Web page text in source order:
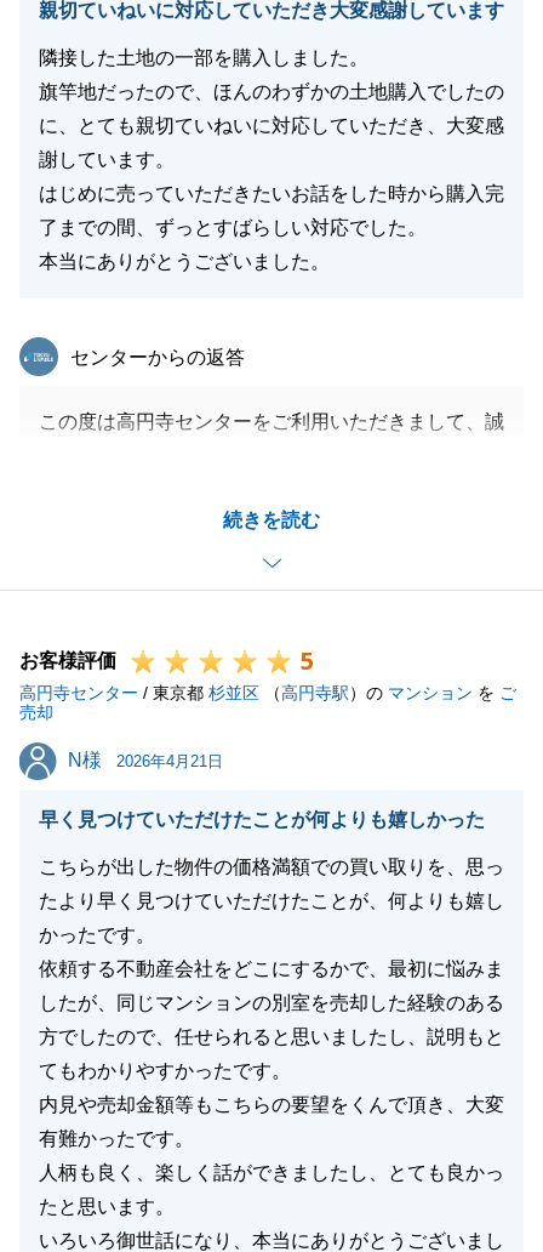
何度もご対応いただきありがとうございました。
お気軽にご連絡いただければと存じます。
今後ともよろしくお願いいたします。
親切ていねいに対応していただき大変感謝しています
隣接した土地の一部を購入しました。
旗竿地だったので、ほんのわずかの土地購入でしたの
に、とても親切ていねいに対応していただき、大変感
謝しています。
はじめに売っていただきたいお話をした時から購入完
了までの間、ずっとすばらしい対応でした。
本当にありがとうございました。
続きを読む
東急リバブル
センターからの返答
この度は高円寺センターをご利用いただきまして、誠
いただいておりますが、私を信頼してご購入をお任せ
くださり、心より感謝申し上げます。
また、お褒めの言葉を頂戴し、大変光栄でございま
今後も何かお困り事がございましたら、お気軽にご連
絡下さいませ。
引き続きどうぞ宜しくお願いいたします。
閉じる
お客様評価 5
高円寺センター / 東京都 杉並区 （高円寺駅）の マンション を ご
売却
N様
N様 2026年4月21日
早く見つけていただけたことが何よりも嬉しかった
こちらが出した物件の価格満額での買い取りを、思っ
たより早く見つけていただけたことが、何よりも嬉し
かったです。
依頼する不動産会社をどこにするかで、最初に悩みま
したが、同じマンションの別室を売却した経験のある
方でしたので、任せられると思いましたし、説明もと
てもわかりやすかったです。
内見や売却金額等もこちらの要望をくんで頂き、大変
有難かったです。
人柄も良く、楽しく話ができましたし、とても良かっ
たと思います。
いろいろ御世話になり、本当にありがとうございまし